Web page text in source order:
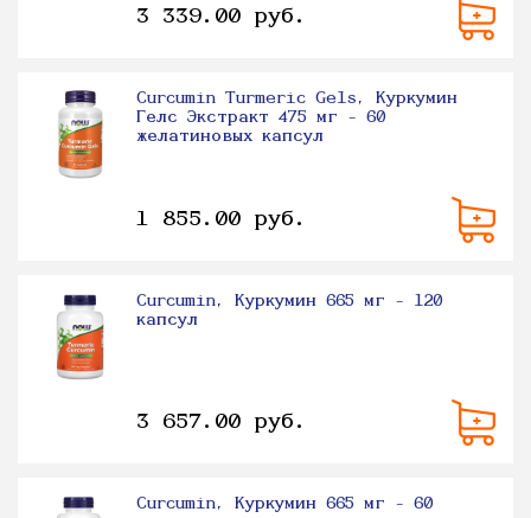
3 339.00 руб.
Curcumin Turmeric Gels, Куркумин
Гелс Экстракт 475 мг - 60
желатиновых капсул
1 855.00 руб.
Curcumin, Куркумин 665 мг - 120
капсул
3 657.00 руб.
Curcumin, Куркумин 665 мг - 60